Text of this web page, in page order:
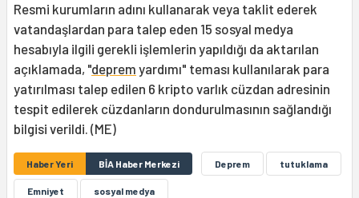
Resmi kurumların adını kullanarak veya taklit ederek
vatandaşlardan para talep eden 15 sosyal medya
hesabıyla ilgili gerekli işlemlerin yapıldığı da aktarılan
açıklamada, "deprem yardımı" teması kullanılarak para
yatırılması talep edilen 6 kripto varlık cüzdan adresinin
tespit edilerek cüzdanların dondurulmasının sağlandığı
bilgisi verildi. (ME)
Haber Yeri BİA Haber Merkezi Deprem tutuklama
Emniyet sosyal medya